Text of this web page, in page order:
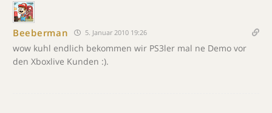
Beeberman 5. Januar 2010 19:26
wow kuhl endlich bekommen wir PS3ler mal ne Demo vor
den Xboxlive Kunden :).